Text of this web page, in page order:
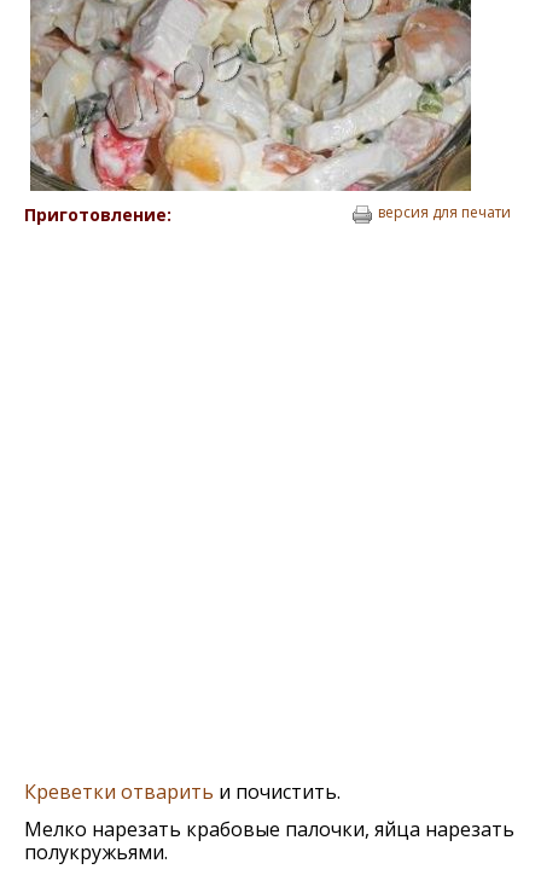
Приготовление: версия для печати
Креветки отварить и почистить.
Мелко нарезать крабовые палочки, яйца нарезать
полукружьями.